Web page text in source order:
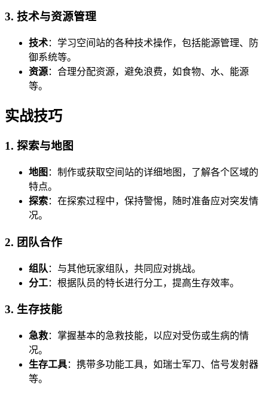
3. 技术与资源管理
技术：学习空间站的各种技术操作，包括能源管理、防
御系统等。
资源：合理分配资源，避免浪费，如食物、水、能源
等。
实战技巧
1. 探索与地图
地图 ：制作或获取空间站的详细地图，了解各个区域的
特点。
探索：在探索过程中，保持警惕，随时准备应对突发情
况。
2. 团队合作
组队 ：与其他玩家组队，共同应对挑战。
分工：根据队员的特长进行分工，提高生存效率。
3. 生存技能
急救：掌握基本的急救技能，以应对受伤或生病的情
况。
生存工具：携带多功能工具，如瑞士军刀、信号发射器
等。